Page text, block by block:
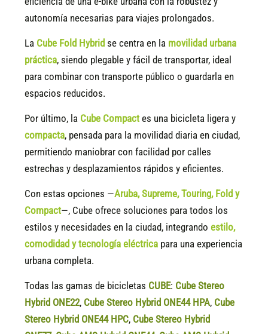
autonomía necesarias para viajes prolongados.
La Cube Fold Hybrid se centra en la movilidad urbana
práctica, siendo plegable y fácil de transportar, ideal
para combinar con transporte público o guardarla en
espacios reducidos.
Por último, la Cube Compact es una bicicleta ligera y
compacta, pensada para la movilidad diaria en ciudad,
permitiendo maniobrar con facilidad por calles
estrechas y desplazamientos rápidos y eficientes.
Con estas opciones —Aruba, Supreme, Touring, Fold y
Compact—, Cube ofrece soluciones para todos los
estilos y necesidades en la ciudad, integrandoestilo,
comodidad y tecnología eléctrica para una experiencia
urbana completa.
Todas las gamas de bicicletas CUBE: Cube Stereo
Hybrid ONE22, Cube Stereo Hybrid ONE44 HPA, Cube
Stereo Hybrid ONE44 HPC, Cube Stereo Hybrid